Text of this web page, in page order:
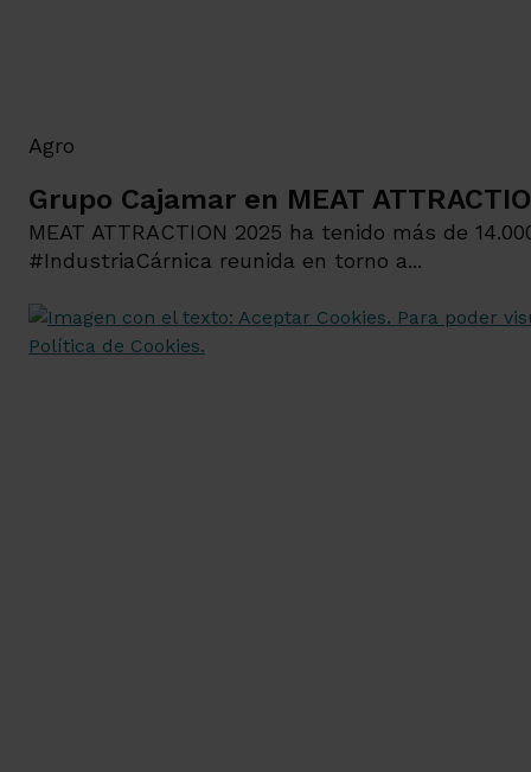
Agro
Grupo Cajamar en MEAT
MEAT ATTRACTION 2025 ha tenido más de
#IndustriaCárnica reunida en torno a...